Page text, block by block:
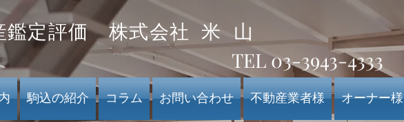
鑑定評価株式会社 米 山
TEL 03-3943-4333
駒込の紹介 コラム お問い合わせ 不動産業者様 オーナー様